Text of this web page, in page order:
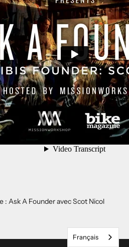
: Ask A Founder avec Scot Nicol
Français